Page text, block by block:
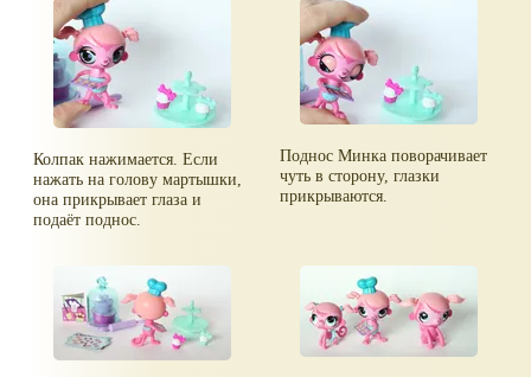
Колпак нажимается. Если
нажать на голову мартышки,
она прикрывает глаза и
подаёт поднос.
Поднос Минка поворачивает
чуть в сторону, глазки
прикрываются.